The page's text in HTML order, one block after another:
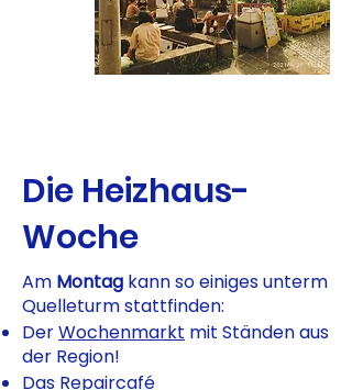
Die Heizhaus-
Woche
Am Montag kann so einiges unterm
Quelleturm stattfinden:
DerWochenmarkt mit Ständen aus
der Region!
Das Repaircafé